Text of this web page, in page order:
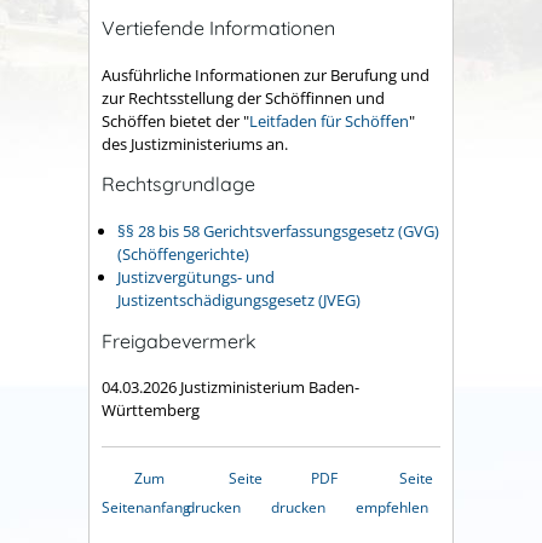
Vertiefende Informationen
Ausführliche Informationen zur Berufung und
zur Rechtsstellung der Schöffinnen und
Schöffen bietet der "Leitfaden für Schöffen"
des Justizministeriums an.
Rechtsgrundlage
§§ 28 bis 58 Gerichtsverfassungsgesetz (GVG)
(Schöffengerichte)
Justizvergütungs- und
Justizentschädigungsgesetz (JVEG)
Freigabevermerk
04.03.2026 Justizministerium Baden-
Württemberg
Zum
Seitenanfang
Seite
drucken
PDF
drucken
Seite
empfehlen